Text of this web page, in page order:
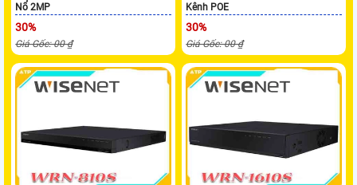
Nổ 2MP
30%
Giá Gốc: 00 ₫
Kênh POE
30%
Giá Gốc: 00 ₫